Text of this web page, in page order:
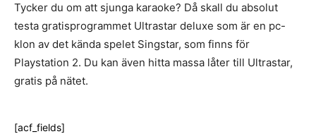
Tycker du om att sjunga karaoke? Då skall du absolut
testa gratisprogrammet Ultrastar deluxe som är en pc-
klon av det kända spelet Singstar, som finns för
Playstation 2. Du kan även hitta massa låter till Ultrastar,
gratis på nätet.
[acf_fields]